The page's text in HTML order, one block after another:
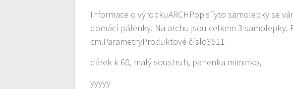
Informace o výrobkuARCHPopisTyto samolepky se
domácí pálenky. Na archu jsou celkem 3 samolepky.
cm.ParametryProduktové číslo3511
dárek k 60, malý soustruh, panenka miminko,
yyyyy